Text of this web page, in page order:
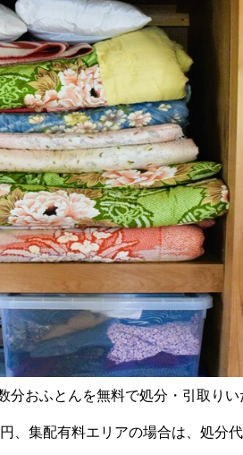
おふとんを無料で処分・引取りい
集配有料エリアの場合は、処分